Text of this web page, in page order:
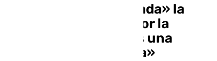
La Junta ve «aminorada» la
situación de riesgo por la
borrasca Francis tras una
noche «muy compleja»